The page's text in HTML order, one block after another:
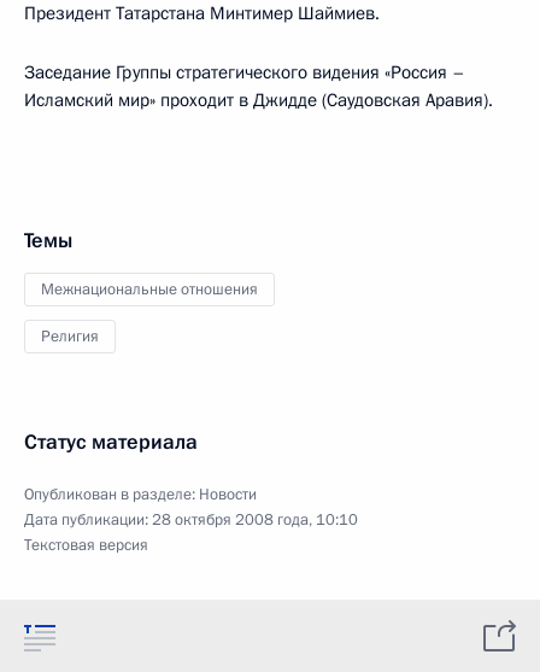
Президент Татарстана Минтимер Шаймиев.
Заседание Группы стратегического видения «Россия –
Исламский мир» проходит в Джидде (Саудовская Аравия).
Темы
Межнациональные отношения
Религия
Статус материала
Опубликован в разделе: Новости
Дата публикации:28 октября 2008 года, 10:10
Текстовая версия